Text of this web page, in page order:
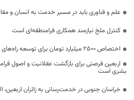
علم و فناوری باید در مسیر خدمت به انسان و
کنترل ملخ نیازمند همکاری فرامنطقه‌ای است
اختصاص 2500 میلیارد تومان برای توسعه راه‌های دوبانده خراسان جنوبی
اربعین فرصتی برای بازگشت عقلانیت و اصول
بشری است
خراسان جنوبی در خدمت‌رسانی به زائران